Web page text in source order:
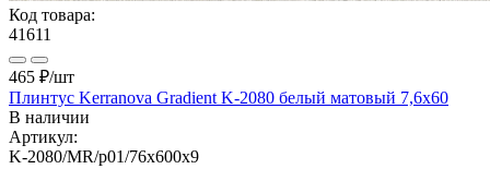
Код товара:
41611
465 ₽/шт
Плинтус Kerranova Gradient K-2080 белый матовый 7,6x60
В наличии
Артикул:
K-2080/MR/p01/76x600x9